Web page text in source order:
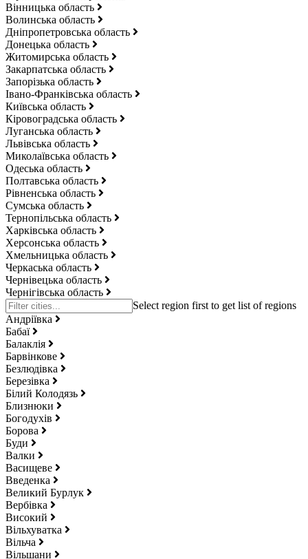
Вінницька область
Волинська область
Дніпропетровська область
Донецька область
Житомирська область
Закарпатська область
Запорізька область
Івано-Франківська область
Київська область
Кіровоградська область
Луганська область
Львівська область
Миколаївська область
Одеська область
Полтавська область
Рівненська область
Сумська область
Тернопільська область
Харківська область
Херсонська область
Хмельницька область
Черкаська область
Чернівецька область
Чернігівська область
Андріївка
Бабаї
Балаклія
Барвінкове
Безлюдівка
Березівка
Білий Колодязь
Близнюки
Богодухів
Борова
Буди
Валки
Васищеве
Введенка
Великий Бурлук
Вербівка
Високий
Вільхуватка
Вільча
Вільшани